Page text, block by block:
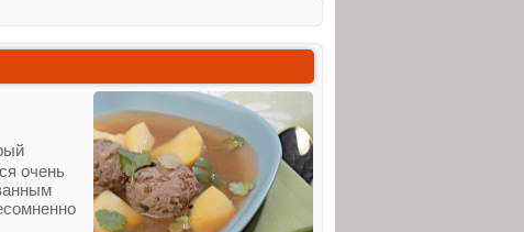
очень